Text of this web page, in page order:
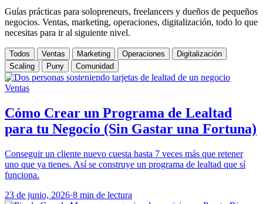
Guías prácticas para solopreneurs, freelancers y dueños de pequeños
negocios. Ventas, marketing, operaciones, digitalización, todo lo que
necesitas para ir al siguiente nivel.
Todos Ventas Marketing Operaciones
Digitalización
Scaling
Puny Comunidad
Ventas
Cómo Crear un Programa de Lealtad
para tu Negocio (Sin Gastar una Fortuna)
Conseguir un cliente nuevo cuesta hasta 7 veces más que retener
uno que ya tienes. Así se construye un programa de lealtad que sí
funciona.
23 de junio, 2026·8 min de lectura